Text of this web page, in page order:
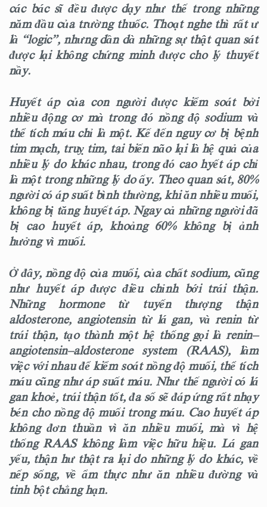
các bác sĩ đều được dạy như thế trong những
năm đầu của trường thuốc. Thoạt nghe thì rất ư
là “logic”, nhưng dần dà những sự thật quan sát
được lại không chứng minh được cho lý thuyết
nầy.
Huyết áp của con người được kiểm soát bởi
nhiều động cơ mà trong đó nồng độ sodium và
thể tích máu chỉ là một. Kế đến nguy cơ bị bệnh
tim mạch, truỵ tim, tai biến não lại là hệ quả của
nhiều lý do khác nhau, trong đó cao hyết áp chỉ
là một trong những lý do ấy. Theo quan sát, 80%
người có áp suất bình thường, khi ăn nhiều muối,
không bị tăng huyết áp. Ngay cả những người đã
bị cao huyết áp, khoảng 60% không bị ảnh
hưởng vì muối.
Ở đây, nồng độ của muối, của chất sodium, cũng
như huyết áp được điều chỉnh bới trái thận.
Những hormone từ tuyến thượng thận
aldosterone, angiotensin từ lá gan, và renin từ
trái thận, tạo thành một hệ thống gọi là renin–
angiotensin–aldosterone system (RAAS), làm
việc với nhau để kiểm soát nồng độ muối, thể tích
máu cũng như áp suất máu. Như thế người có lá
gan khoẻ, trái thận tốt, đa số sẽ đáp ứng rất nhạy
bén cho nồng độ muối trong máu. Cao huyết áp
không đơn thuần vì ăn nhiều muối, mà vì hệ
thống RAAS không làm việc hữu hiệu. Lá gan
yếu, thận hư thật ra lại do những lý do khác, về
nếp sống, về ẩm thực như ăn nhiều đường và
tinh bột chẳng hạn.